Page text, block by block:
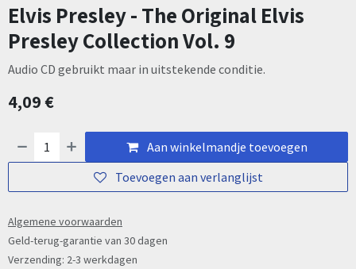
Elvis Presley - The Original Elvis
Presley Collection Vol. 9
Audio CD gebruikt maar in uitstekende conditie.
4,09€
Aan winkelmandje toevoegen
Toevoegen aan verlanglijst
Algemene voorwaarden
Geld-terug-garantie van 30 dagen
Verzending: 2-3 werkdagen